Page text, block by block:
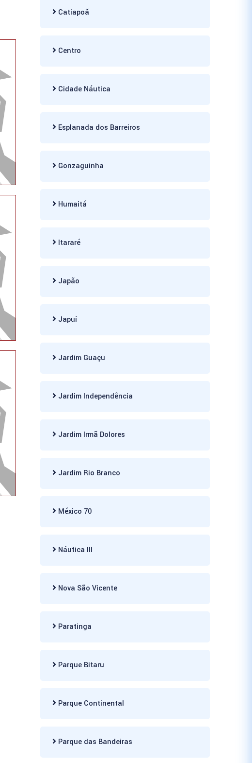
Catiapoã
Centro
Cidade Náutica
Esplanada dos Barreiros
Gonzaguinha
Humaitá
Itararé
Japão
Japuí
Jardim Guaçu
Jardim Independência
Jardim Irmã Dolores
Jardim Rio Branco
México 70
Náutica III
Nova São Vicente
Paratinga
Parque Bitaru
Parque Continental
Parque das Bandeiras